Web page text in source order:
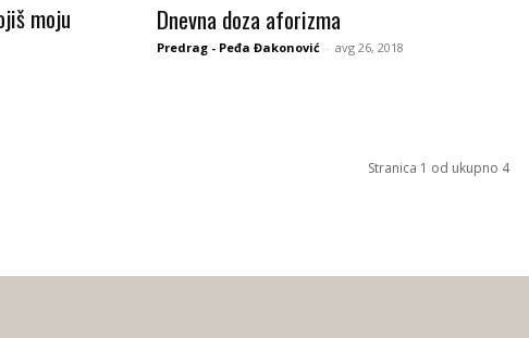
moju
Dnevna doza aforizma
Predrag - Peđa Đakonović - avg 26, 2018
Stranica 1 od ukupno 4